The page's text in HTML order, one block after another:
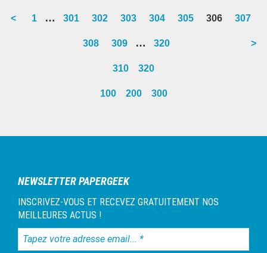
<
Go
1
Interim
omitted
…
Go
page
301
Go
page
302
Go
page
303
Go
page
304
Go
305
Go
306
Go
page
307
Go
308
Go
page
309
Interim
omitted
…
Go
page
320 >
310 320
100 200 300
latérale
NEWSLETTER PAPERGEEK
INSCRIVEZ-VOUS ET RECEVEZ GRATUITEMENT NOS
MEILLEURES ACTUS !
Tapez
votre